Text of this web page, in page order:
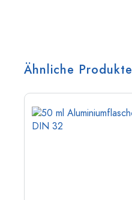
Ähnliche Produkte